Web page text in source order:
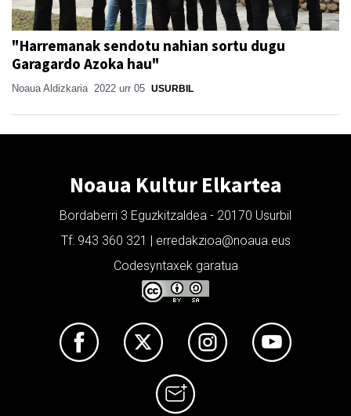
"Harremanak sendotu nahian sortu dugu
Garagardo Azoka hau"
Noaua Aldizkaria 2022 urr 05 USURBIL
Noaua Kultur Elkartea
Bordaberri 3 Eguzkitzaldea - 20170 Usurbil
Tf: 943 360 321 | erredakzioa@noaua.eus
Codesyntaxek garatua